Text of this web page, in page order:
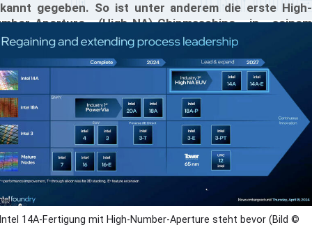
gegeben. So ist unter anderem die erste High-
Aperture (High-NA)-Chipmaschine in seinem
und Entwicklungszentrum in Oregon fertig
Pressekonferenz, in der Intel die Vorteile der
NA-Technologie für die Chipfertigung hervorhob. Die
wird Intels Chipherstellungsprozesse
beschleunigen.
14A-Fertigung mit High-Number-Aperture steht bevor (Bild ©